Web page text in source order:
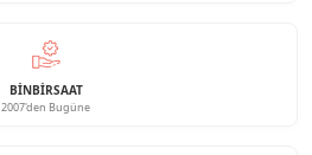
BINBIRSAAT
2007'den Bugüne